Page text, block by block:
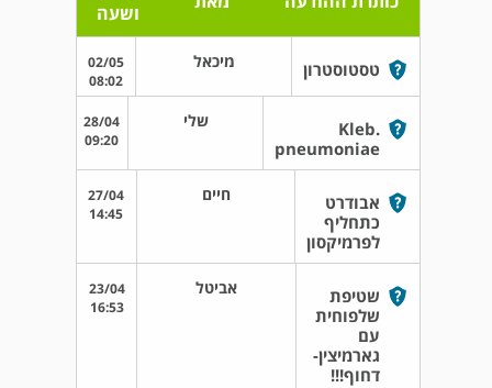
ושעה
טסטוסטרון מיכאל
02/05
08:02
Kleb.
pneumoniae
שלי
28/04
09:20
אבודרט
כתחליף
לפרמיקסון
חיים
27/04
14:45
שטיפת
שלפוחית
עם
גארמיצין-
דחוף!!!
אביטל
23/04
16:53